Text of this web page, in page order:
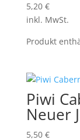
5,20 €
inkl. MwSt.
Produkt
Piwi
Neuer
5,50 €